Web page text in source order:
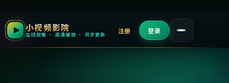
小视频影院
在线观看 · 高清播放 · 同步更新 注册 登录